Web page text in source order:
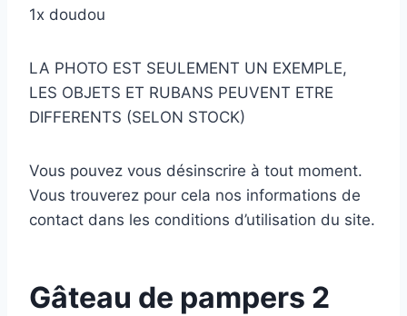
1x doudou
LA PHOTO EST SEULEMENT UN EXEMPLE,
LES OBJETS ET RUBANS PEUVENT ETRE
DIFFERENTS (SELON STOCK)
Vous pouvez vous désinscrire à tout moment.
Vous trouverez pour cela nos informations de
contact dans les conditions d’utilisation du site.
Gâteau de pampers 2